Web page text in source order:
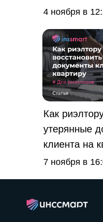
4 ноября в
Как
утерянные
клиента на
7 ноября в